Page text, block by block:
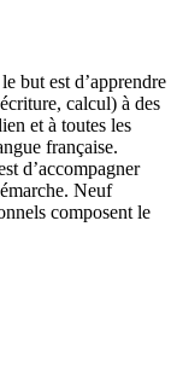
but est d’apprendre
calcul) à des
et à toutes les
française.
d’accompagner
Neuf
composent le